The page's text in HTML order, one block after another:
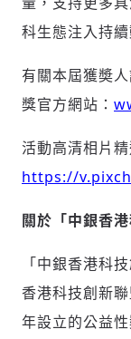
科生態注入持續
有關本屆獲奬
獎官方網站：
活動高清相片精
https://
關於「中銀香港
「中銀香港科
香港科技創新
年設立的公益